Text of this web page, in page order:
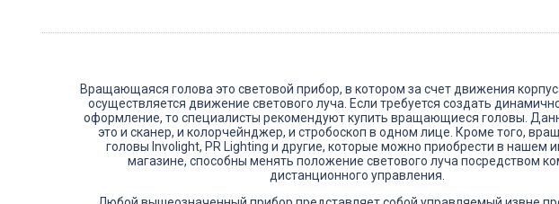
Вращающаяся голова это световой прибор, в котором за счет движения
осуществляется движение светового луча. Если требуется создать
оформление, то специалисты рекомендуют купить вращающиеся головы.
это и сканер, и колорчейнджер, и стробоскоп в одном лице. Кроме того,
головы Involight, PR Lighting и другие, которые можно приобрести в нашем
магазине, способны менять положение светового луча посредством
дистанционного управления.